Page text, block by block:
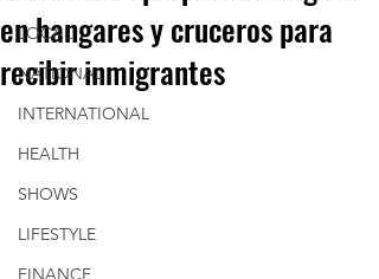
LOCAL
NATIONAL
INTERNATIONAL
HEALTH
SHOWS
LIFESTYLE
FINANCE
en hangares y cruceros para
recibir inmigrantes